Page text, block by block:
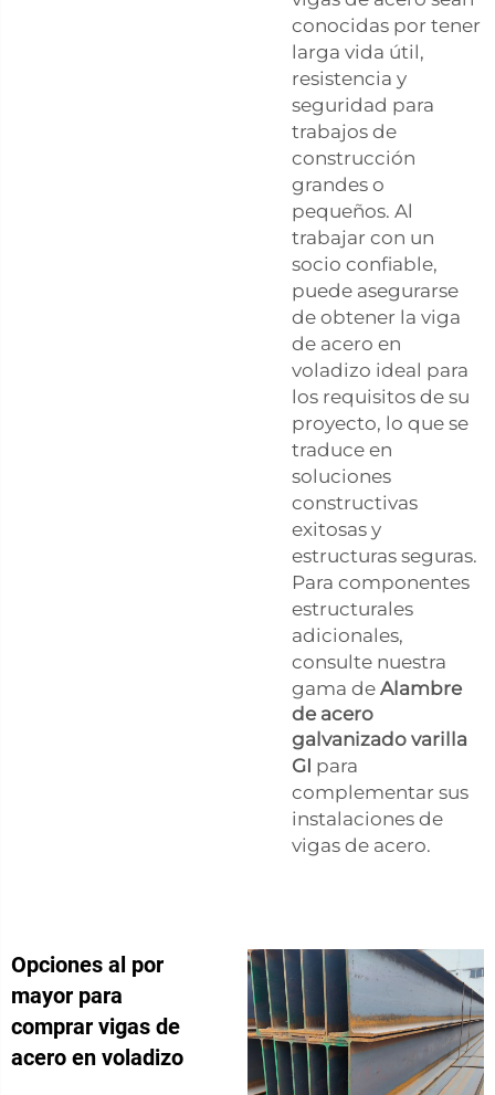
conocidas por tener
larga vida útil,
resistencia y
seguridad para
trabajos de
construcción
grandes o
pequeños. Al
trabajar con un
socio confiable,
puede asegurarse
de obtener la viga
de acero en
voladizo ideal para
los requisitos de su
proyecto, lo que se
traduce en
soluciones
constructivas
exitosas y
estructuras seguras.
Para componentes
estructurales
adicionales,
consulte nuestra
gama de Alambre
de acero
galvanizado varilla
GI para
complementar sus
instalaciones de
vigas de acero.
Opciones al por
mayor para
comprar vigas de
acero en voladizo